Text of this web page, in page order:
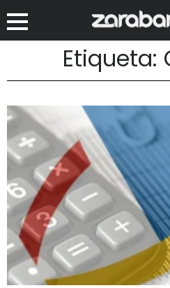
Etiqueta: